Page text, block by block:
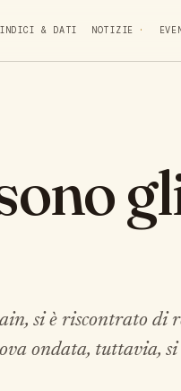
INDICI & DATI NOTIZIE
si è riscontrato di
ondata, tuttavia, si